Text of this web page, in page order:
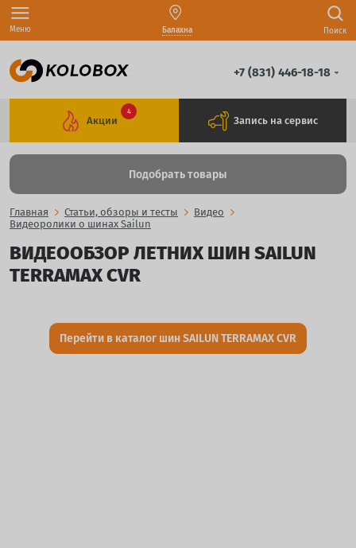
Меню Балахна Поиск
+7 (831) 446-18-18
Акции
4
Запись на сервис
Подобрать товары
Главная Статьи, обзоры и тесты
Видео
Видеоролики о шинах Sailun
ВИДЕООБЗОР ЛЕТНИХ ШИН SAILUN
TERRAMAX CVR
Перейти в каталог шин SAILUN TERRAMAX CVR